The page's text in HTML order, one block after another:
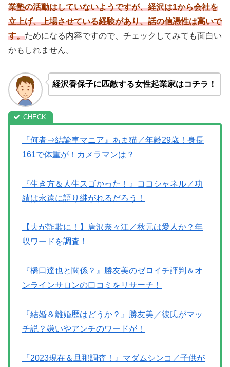
業塾の活動はしていないようですが、経沢は1から会社を
立上げ、上場させている経験があり、話の信憑性は高いで
す。ためになる内容ですので、チェックしてみても面白い
かもしれません。
経沢香保子に匹敵する女性起業家はコチラ！
『何者⇒結論車マニア』あま猫／年齢29歳！身長
161で体重が！カメラマンは？
『生き方＆人生スゴかった！』ココシャネル／功
績は永遠に語り継がれるだろう！
【夫が詐欺に！】唐沢奈々江／秋元は愛人か？年
収ワードを調査！
『橋口達也と関係？』勝友美のゼロイチ評判＆オ
ンラインサロンの口コミをリサーチ！
『結婚＆離婚歴はどうか？』勝友美／彼氏がマッ
チ説？嫌いやアンチのワードが！
『2023現在＆旦那調査！』マダムシンコ／子供が